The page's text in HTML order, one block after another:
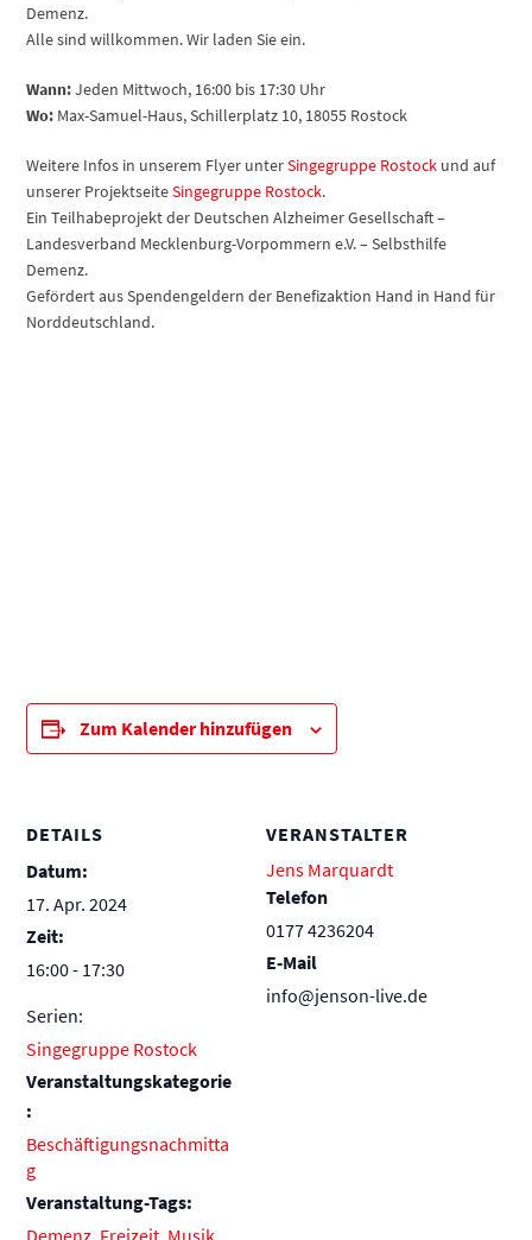
Demenz.
Alle sind willkommen. Wir laden Sie ein.
Wann:Jeden Mittwoch, 16:00 bis 17:30 Uhr
Wo: Max-Samuel-Haus, Schillerplatz 10, 18055 Rostock
Weitere Infos in unserem Flyer unterSingegruppe Rostock und auf
unserer ProjektseiteSingegruppe Rostock.
Ein Teilhabeprojekt der Deutschen Alzheimer Gesellschaft –
Landesverband Mecklenburg-Vorpommern e.V. – Selbsthilfe
Demenz.
Gefördert aus Spendengeldern der Benefizaktion Hand in Hand für
Norddeutschland.
Zum Kalender hinzufügen
DETAILS
Datum:
17. Apr. 2024
Zeit:
16:00 - 17:30
Serien:
Singegruppe Rostock
Veranstaltungskategorie
:
Beschäftigungsnachmitta
g
Veranstaltung-Tags:
VERANSTALTER
Jens Marquardt
Telefon
0177 4236204
E-Mail
info@jenson-live.de